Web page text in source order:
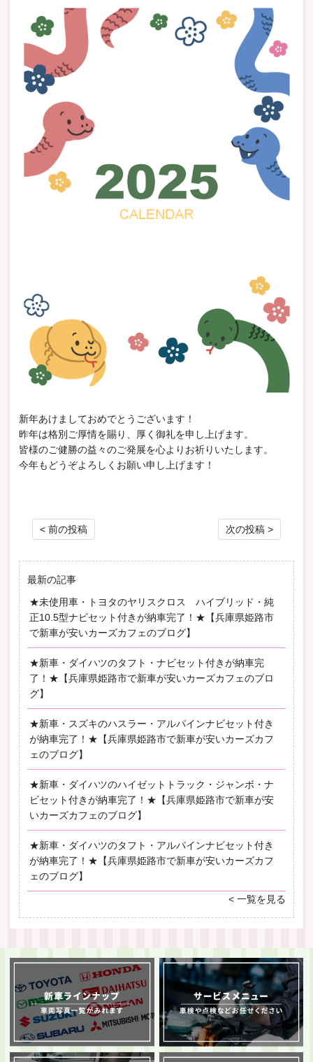
新年あけましておめでとうございます！
昨年は格別ご厚情を賜り、厚く御礼を申し上げます。
皆様のご健勝の益々のご発展を心よりお祈りいたします。
今年もどうぞよろしくお願い申し上げます！
投稿ナビゲーション
< 前の投稿 次の投稿 >
最新の記事
★未使用車・トヨタのヤリスクロス ハイブリッド・純
正10.5型ナビセット付きが納車完了！★【兵庫県姫路市
で新車が安いカーズカフェのブログ】
★新車・ダイハツのタフト・ナビセット付きが納車完
了！★【兵庫県姫路市で新車が安いカーズカフェのブロ
グ】
★新車・スズキのハスラー・アルパインナビセット付き
が納車完了！★【兵庫県姫路市で新車が安いカーズカフ
ェのブログ】
★新車・ダイハツのハイゼットトラック・ジャンボ・ナ
ビセット付きが納車完了！★【兵庫県姫路市で新車が安
いカーズカフェのブログ】
★新車・ダイハツのタフト・アルパインナビセット付き
が納車完了！★【兵庫県姫路市で新車が安いカーズカフ
ェのブログ】
< 一覧を見る